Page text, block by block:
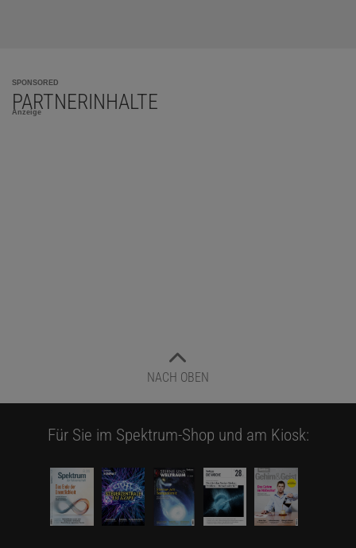
SPONSORED
PARTNERINHALTE
Anzeige
NACH OBEN
Für Sie im Spektrum-Shop und am Kiosk: